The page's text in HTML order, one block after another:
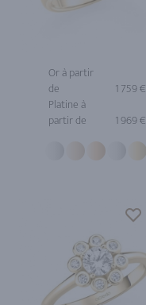
Or à partir
de
1 759 €
Platine à
partir de
1 969 €